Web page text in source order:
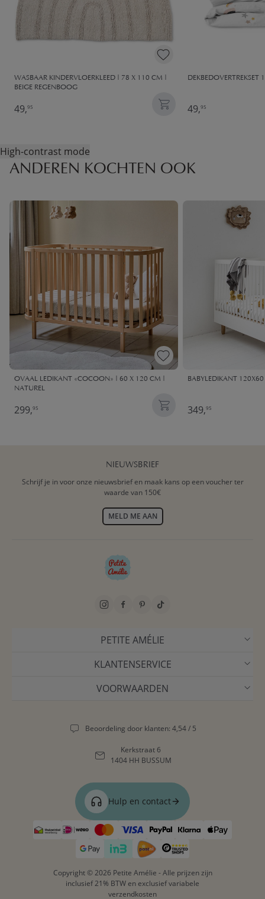
WASBAAR KINDERVLOERKLEED | 78 X 110 CM |
BEIGE REGENBOOG
49,95 49,95
High-contrast mode
ANDEREN KOCHTEN OOK
OVAAL LEDIKANT «COCOON» | 60 X 120 CM |
NATUREL
299,95
BABYLEDIKANT
349,95
NIEUWSBRIEF
Schrijf je in voor onze nieuwsbrief en maak kans op een voucher ter
waarde van 150€
MELD ME AAN
PETITE AMÉLIE
KLANTENSERVICE
VOORWAARDEN
Beoordeling door klanten: 4,54 / 5
Kerkstraat 6
1404 HH BUSSUM
Hulp en contact
Copyright © 2026 Petite Amélie - Alle prijzen zijn
inclusief 21% BTW en exclusief variabele
verzendkosten